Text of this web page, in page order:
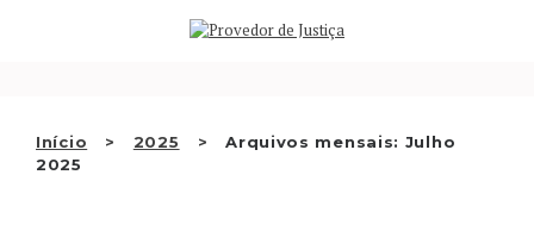
Início 2025
Arquivos mensais: Julho
2025
QUEM SOMOS
RECOMENDAÇÕES E OUTRAS
DECISÕES